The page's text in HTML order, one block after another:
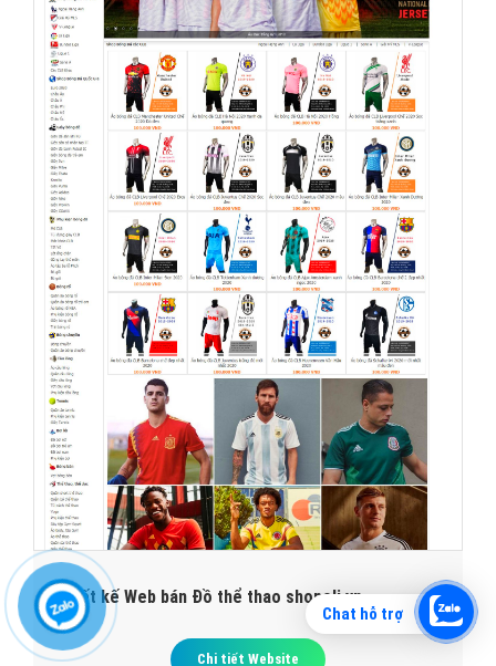
Thiết kế Web bán Đồ thể thao shopoli.vn
Chi tiết Website
Chat hỗ trợ